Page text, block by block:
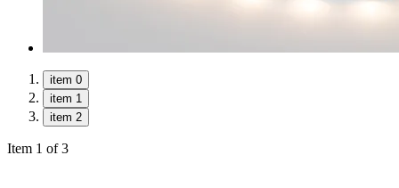
item 0
item 1
item 2
Item 1 of 3